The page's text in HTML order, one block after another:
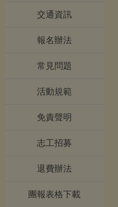
交通資訊
報名辦法
常見問題
活動規範
免責聲明
志工招募
退費辦法
團報表格下載